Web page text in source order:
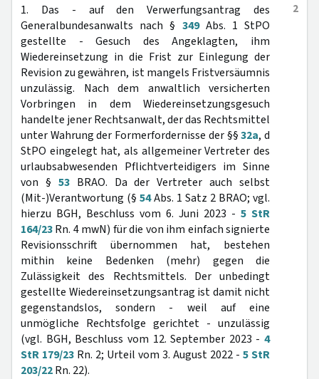
2
1. Das - auf den Verwerfungsantrag des
Generalbundesanwalts nach § 349Abs. 1 StPO
gestellte - Gesuch des Angeklagten, ihm
Wiedereinsetzung in die Frist zur Einlegung der
Revision zu gewähren, ist mangels Fristversäumnis
unzulässig. Nach dem anwaltlich versicherten
Vorbringen in dem Wiedereinsetzungsgesuch
handelte jener Rechtsanwalt, der das Rechtsmittel
unter Wahrung der Formerfordernisse der §§32a, d
StPO eingelegt hat, als allgemeiner Vertreter des
urlaubsabwesenden Pflichtverteidigers im Sinne
von § 53BRAO. Da der Vertreter auch selbst
(Mit-)Verantwortung (§ 54Abs. 1 Satz 2 BRAO; vgl.
hierzu BGH, Beschluss vom 6. Juni 2023 - 5 StR
164/23Rn. 4 mwN) für die von ihm einfach signierte
Revisionsschrift übernommen hat, bestehen
mithin keine Bedenken (mehr) gegen die
Zulässigkeit des Rechtsmittels. Der unbedingt
gestellte Wiedereinsetzungsantrag ist damit nicht
gegenstandslos, sondern - weil auf eine
unmögliche Rechtsfolge gerichtet - unzulässig
(vgl. BGH, Beschluss vom 12. September 2023 - 4
StR 179/23 Rn. 2; Urteil vom 3. August 2022 - 5 StR
203/22Rn. 22).